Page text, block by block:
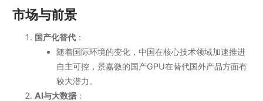
市场与前景
国产化替代：
随着国际环境的变化，中国在核心技术领域加速推进
自主可控，景嘉微的国产GPU在替代国外产品方面有
较大潜力。
AI与大数据：